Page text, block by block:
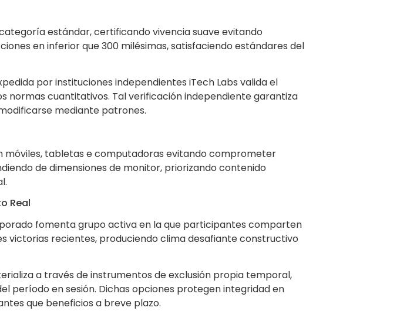
estándar, certificando vivencia suave evitando
en inferior que 300 milésimas, satisfaciendo estándares del
por instituciones independientes iTech Labs valida el
normas cuantitativos. Tal verificación independiente garantiza
mediante patrones.
móviles, tabletas e computadoras evitando comprometer
de dimensiones de monitor, priorizando contenido
Real
fomenta grupo activa en la que participantes comparten
victorias recientes, produciendo clima desafiante constructivo
a través de instrumentos de exclusión propia temporal,
período en sesión. Dichas opciones protegen integridad en
que beneficios a breve plazo.